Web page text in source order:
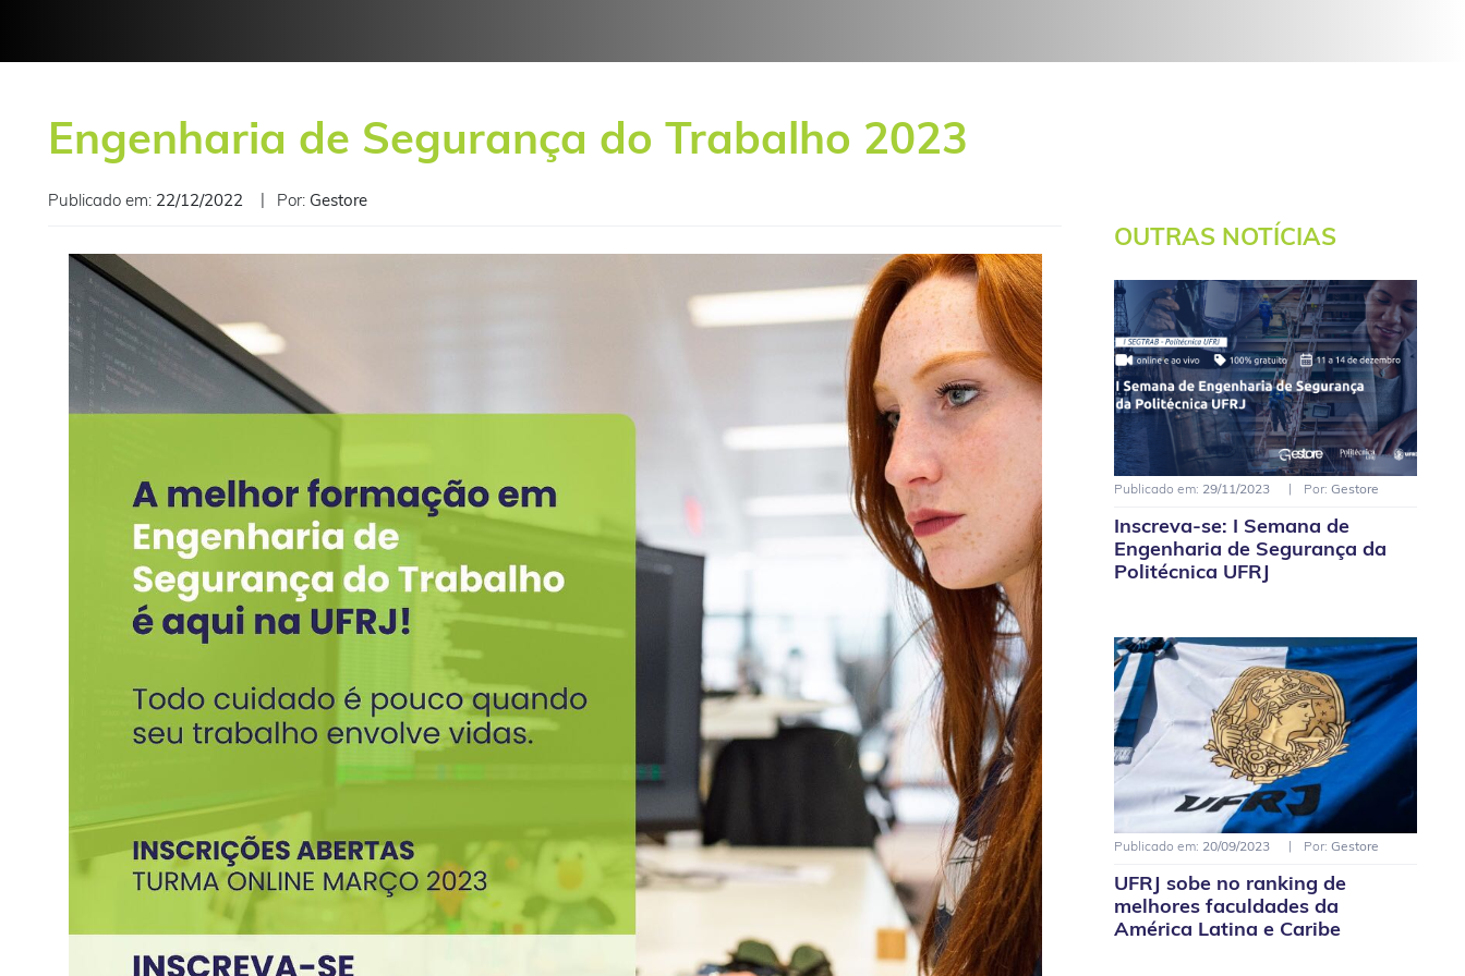
Engenharia de Segurança do Trabalho 2023
Publicado em: 22/12/2022 Por: Gestore
OUTRAS NOTÍCIAS
Publicado em: 29/11/2023 Por: Gestore
Inscreva-se: I Semana de
Engenharia de Segurança da
Politécnica UFRJ
Publicado em: 20/09/2023 Por: Gestore
UFRJ sobe no ranking de
melhores faculdades da
América Latina e Caribe